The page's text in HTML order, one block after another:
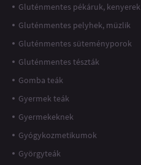
Gluténmentes pékáruk, kenyerek
Gluténmentes pelyhek, müzlik
Gluténmentes süteményporok
Gluténmentes tészták
Gomba teák
Gyermek teák
Gyermekeknek
Gyógykozmetikumok
Györgyteák